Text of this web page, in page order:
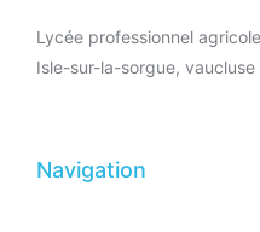
Lycée professionnel
Isle-sur-la-sorgue, vaucluse
Navigation